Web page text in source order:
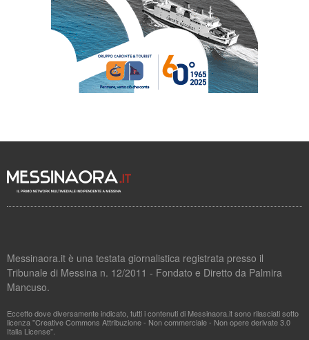
Messinaora.it è una testata giornalistica registrata presso il
Tribunale di Messina n. 12/2011 - Fondato e Diretto da Palmira
Mancuso.
Eccetto dove diversamente indicato, tutti i contenuti di Messinaora.it sono rilasciati sotto
licenza "Creative Commons Attribuzione - Non commerciale - Non opere derivate 3.0
Italia License".